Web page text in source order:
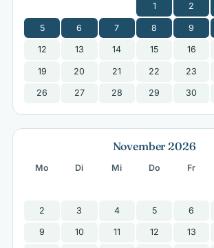
1
2
5 6 7 8 9
12 13 14 15 16
19 20 21 22 23
26 27 28 29 30
November 2026
Mo Di Mi Do Fr
2 3 4 5 6
9 10 11 12 13